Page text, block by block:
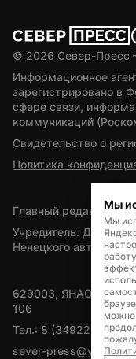
© 2026 Север-Пресс
Информационное
зарегистрировано в
сфере связи,
коммуникаций
Свидетельство о
Политика
Главный редактор —
Учредитель:
Ненецкого
629003, ЯНАО,
106
Тел.: 8 (34922) 71262
sever-press@yamal-
Мы
Мы
можно